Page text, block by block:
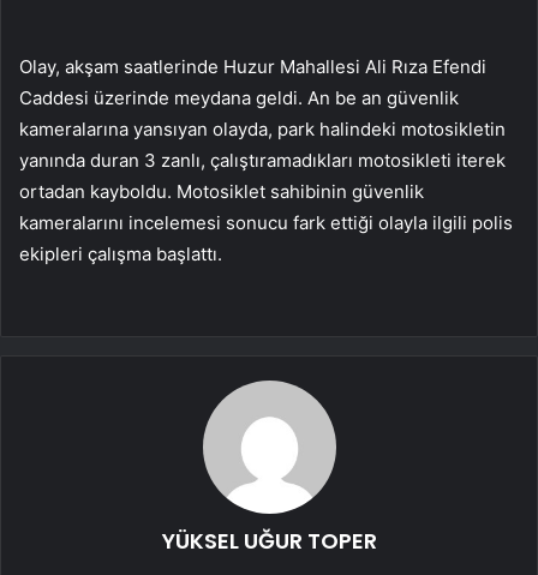
Olay, akşam saatlerinde Huzur Mahallesi Ali Rıza Efendi
Caddesi üzerinde meydana geldi. An be an güvenlik
kameralarına yansıyan olayda, park halindeki motosikletin
yanında duran 3 zanlı, çalıştıramadıkları motosikleti iterek
ortadan kayboldu. Motosiklet sahibinin güvenlik
kameralarını incelemesi sonucu fark ettiği olayla ilgili polis
ekipleri çalışma başlattı.
YÜKSEL UĞUR TOPER